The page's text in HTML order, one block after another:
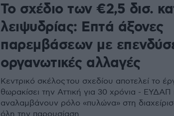
Το σχέδιο των €2,5 δισ.
λειψυδρίας: Επτά άξονες
παρεμβάσεων με
οργανωτικές αλλαγές
Κεντρικό σκέλος του σχεδίου αποτελεί το
θωρακίσει την Αττική για 30 χρόνια -
αναλαμβάνουν ρόλο «πυλώνα» στη